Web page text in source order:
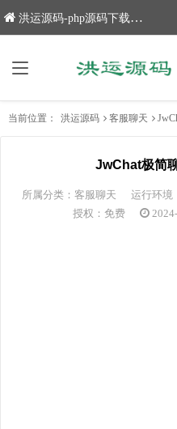
洪运源码-php源码下载,网站源码,网站源码下载
当前位置： 洪运源码 客服聊天
JwChat极简
所属分类： 客服聊天 运行环境
授权：免费